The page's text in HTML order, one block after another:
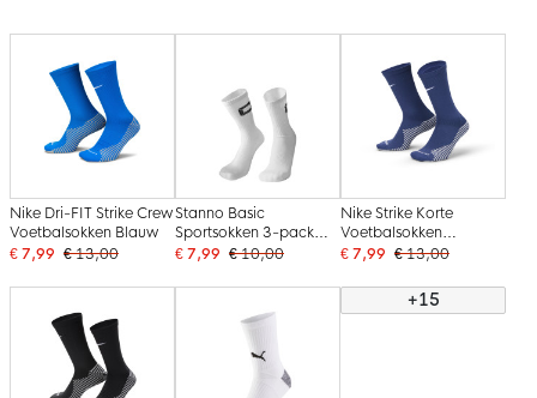
Nike Dri-FIT Strike Crew
Voetbalsokken Blauw
€ 7,99 € 13,00
Stanno Basic
Sportsokken 3-pack
Wit
€ 7,99 € 10,00
Nike Strike Korte
Voetbalsokken
Donkerblauw Wit
€ 7,99 € 13,00
+15